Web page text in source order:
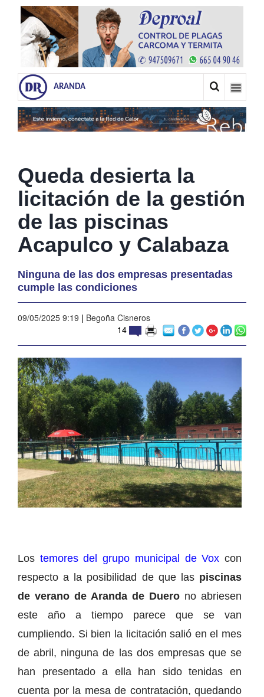
ARANDA
Queda desierta la
licitación de la gestión
de las piscinas
Acapulco y Calabaza
Ninguna de las dos empresas presentadas
cumple las condiciones
09/05/2025 9:19 | Begoña Cisneros
14
Los temores del grupo municipal de Vox con
respecto a la posibilidad de que las piscinas
de verano de Aranda de Duero no abriesen
este año a tiempo parece que se van
cumpliendo. Si bien la licitación salió en el mes
de abril, ninguna de las dos empresas que se
han presentado a ella han sido tenidas en
cuenta por la mesa de contratación, quedando